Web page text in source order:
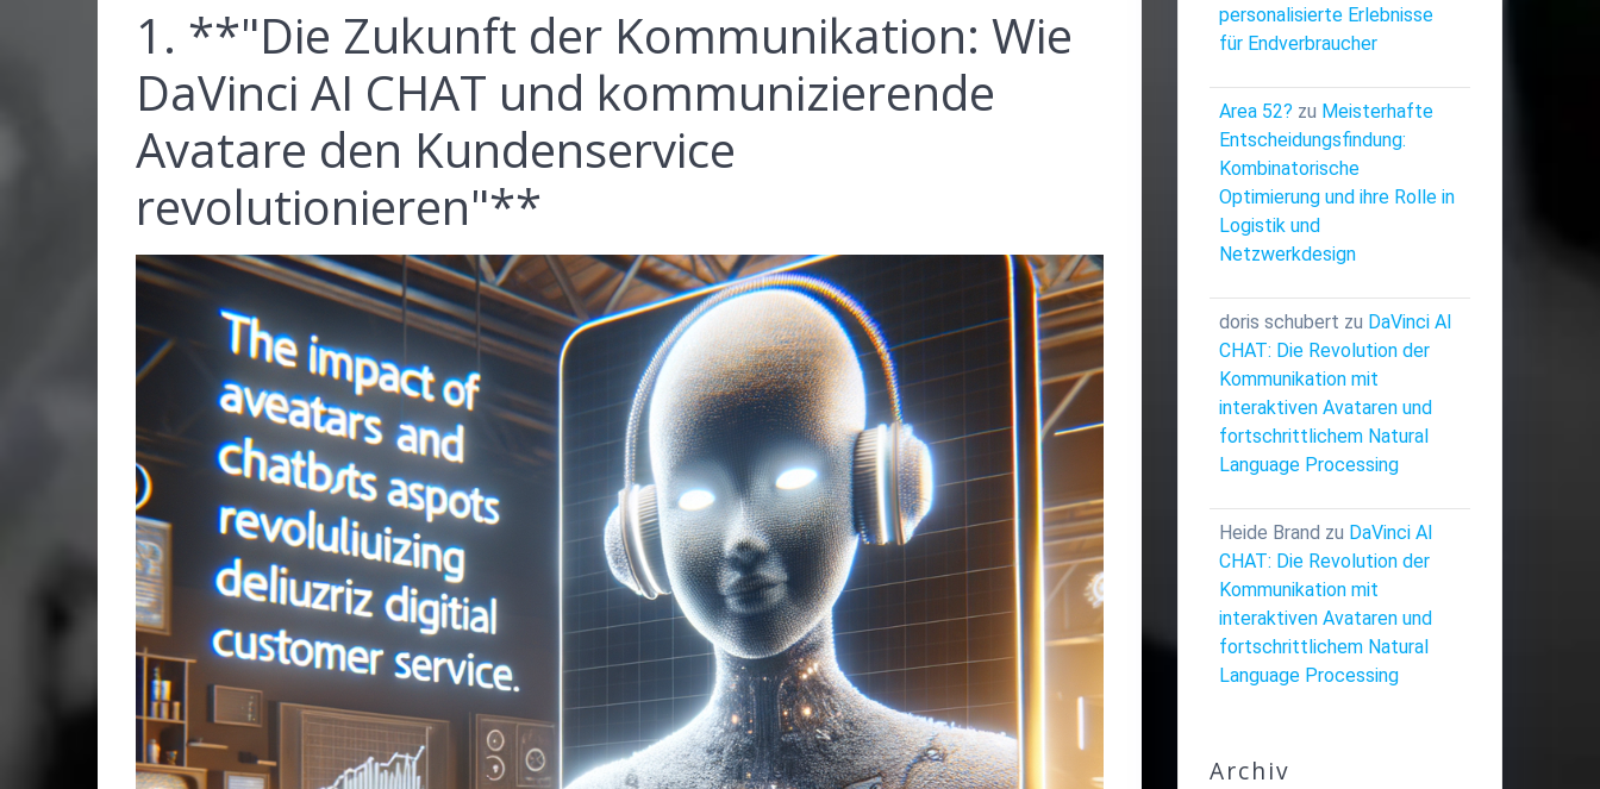
1. **"Die Zukunft der Kommunikation: Wie
DaVinci AI CHAT und kommunizierende
Avatare den Kundenservice
revolutionieren"**
personalisierte Erlebnisse
für Endverbraucher
Area 52? zu Meisterhafte
Entscheidungsfindung:
Kombinatorische
Optimierung und ihre Rolle in
Logistik und
Netzwerkdesign
doris schubert zu DaVinci AI
CHAT: Die Revolution der
Kommunikation mit
interaktiven Avataren und
fortschrittlichem Natural
Language Processing
Heide Brand zu DaVinci AI
CHAT: Die Revolution der
Kommunikation mit
interaktiven Avataren und
fortschrittlichem Natural
Language Processing
Archiv